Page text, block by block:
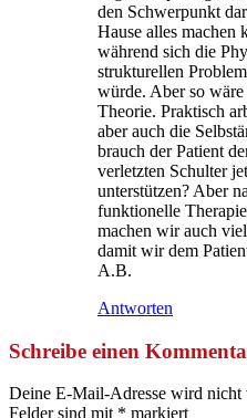
den Schwerpunkt
Hause alles machen
während sich die
strukturellen
würde. Aber so
Theorie. Praktisch
aber auch die
brauch der Patient
verletzten Schulter
unterstützen? Aber
funktionelle
machen wir auch
damit wir dem
A.B.
Antworten
Schreibe einen
Deine E-Mail-Adresse wird nicht
Felder sind mit * markiert